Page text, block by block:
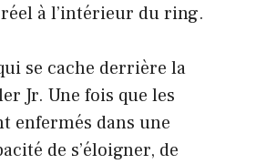
à l’intérieur du ring.
se cache derrière la
Jr. Une fois que les
enfermés dans une
de s’éloigner, de